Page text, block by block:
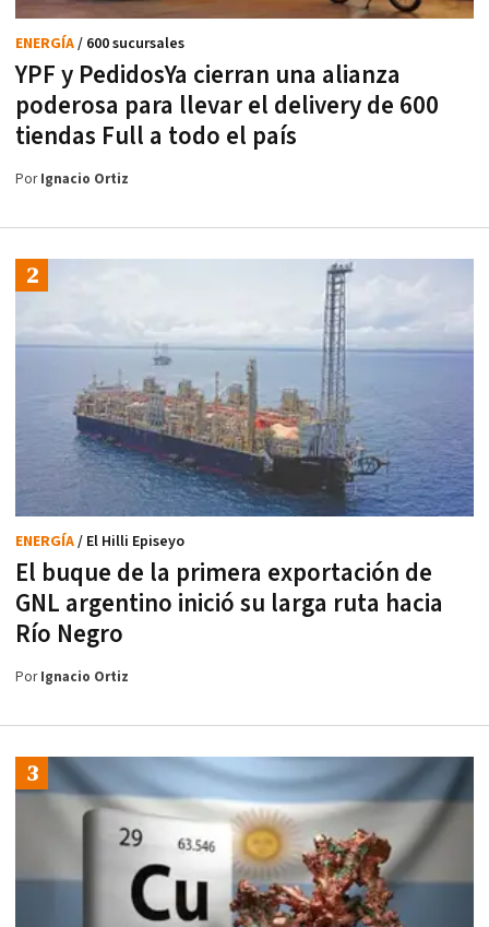
YPF y PedidosYa cierran una alianza
poderosa para llevar el delivery de 600
tiendas Full a todo el país
ENERGÍA/ 600 sucursales
PorIgnacio Ortiz
El buque de la primera exportación de
GNL argentino inició su larga ruta hacia
Río Negro
ENERGÍA/ El Hilli Episeyo
PorIgnacio Ortiz